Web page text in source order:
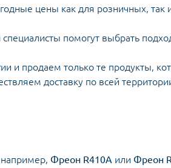
цены как для розничных, так
помогут выбрать
и продаем только те продукты,
доставку по всей
Фреон R410A или Фреон